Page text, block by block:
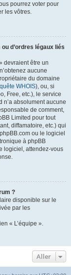
pourrez voter pour
les vôtres.
d’ordres légaux liés
devraient être un
aucune
du domaine
WHOIS), ou, si
Free, etc.), le service
n’a absolument aucune
de comment,
Limited pour tout
diffamatoire, etc.) qui
ou le logiciel
à phpBB
logiciel, attendez-vous
?
disponible sur le
par les
« L’équipe ».
Aller